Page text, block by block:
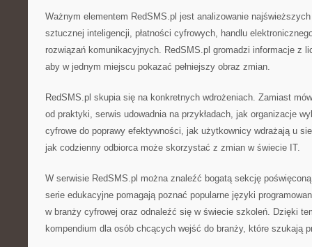
Ważnym elementem RedSMS.pl jest analizowanie
sztucznej inteligencji, płatności cyfrowych, handlu
rozwiązań komunikacyjnych. RedSMS.pl gromadzi informacje z
aby w jednym miejscu pokazać pełniejszy obraz zmian.
RedSMS.pl skupia się na konkretnych wdrożeniach. Zamiast
od praktyki, serwis udowadnia na przykładach, jak organizacje
cyfrowe do poprawy efektywności, jak użytkownicy wdrażają u
jak codzienny odbiorca może skorzystać z zmian w świecie IT.
W serwisie RedSMS.pl można znaleźć bogatą sekcję
serie edukacyjne pomagają poznać popularne języki
w branży cyfrowej oraz odnaleźć się w świecie szkoleń. Dzięki
kompendium dla osób chcących wejść do branży, które szukają